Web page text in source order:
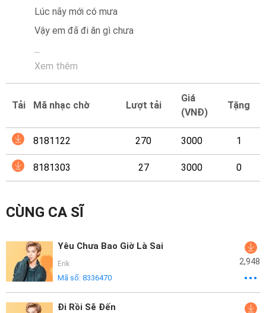
Khuyến
Hướng
Funring
Nghiệp
Lúc nãy mới có mưa
...
Xem thêm
Tải Mã nhạc chờ Lượt tải
Giá
(VNĐ)
Tặng
8181122 270 3000 1
8181303 27 3000 0
CÙNG CA SĨ
Yêu Chưa Bao Giờ Là Sai
Erik
Mã số: 8336470
2,948
Đi Rồi Sẽ Đến